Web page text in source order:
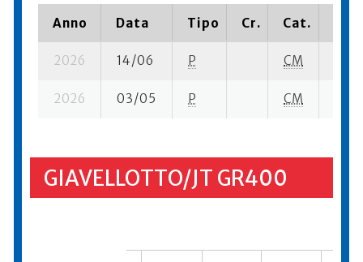
Anno Data Tipo Cr. Cat.
2026 14/06 P CM
2026 03/05 P CM
GIAVELLOTTO/JT GR400